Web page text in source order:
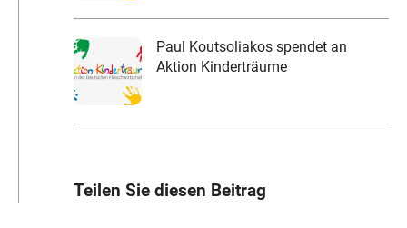
Paul Koutsoliakos spendet an
Aktion Kinderträume
Teilen Sie diesen Beitrag